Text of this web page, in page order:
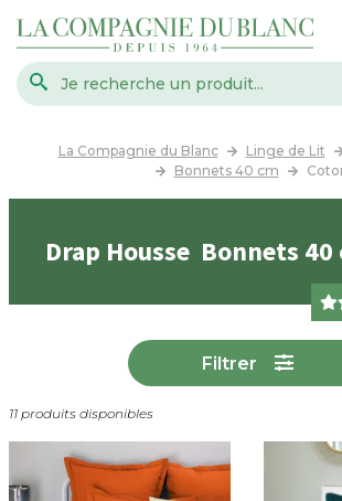
La Compagnie du Blanc Linge de Lit
Bonnets 40 cm
Drap Housse Bonnets 40
Filtrer
11 produits disponibles